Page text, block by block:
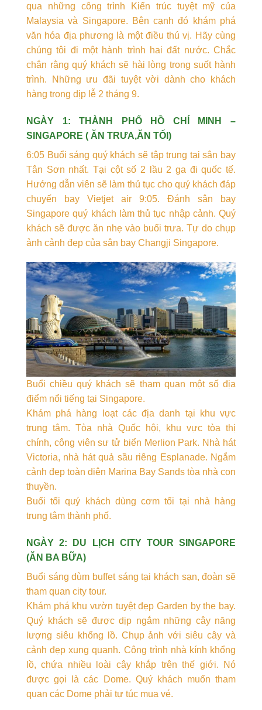
qua những công trình Kiến trúc tuyệt mỹ của
Malaysia và Singapore. Bên cạnh đó khám phá
văn hóa địa phương là một điều thú vị. Hãy cùng
chúng tôi đi một hành trình hai đất nước. Chắc
chắn rằng quý khách sẽ hài lòng trong suốt hành
trình. Những ưu đãi tuyệt vời dành cho khách
hàng trong dịp lễ 2 tháng 9.
NGÀY 1: THÀNH PHỐ HỒ CHÍ MINH –
SINGAPORE ( ĂN TRƯA,ĂN TỐI)
6:05 Buổi sáng quý khách sẽ tập trung tại sân bay
Tân Sơn nhất. Tại cột số 2 lầu 2 ga đi quốc tế.
Hướng dẫn viên sẽ làm thủ tục cho quý khách đáp
chuyến bay Vietjet air 9:05. Đánh sân bay
Singapore quý khách làm thủ tục nhập cảnh. Quý
khách sẽ được ăn nhẹ vào buổi trưa. Tự do chụp
ảnh cảnh đẹp của sân bay Changji Singapore.
Buổi chiều quý khách sẽ tham quan một số địa
điểm nổi tiếng tại Singapore.
Khám phá hàng loạt các địa danh tại khu vực
trung tâm. Tòa nhà Quốc hội, khu vực tòa thị
chính, công viên sư tử biển Merlion Park. Nhà hát
Victoria, nhà hát quả sầu riêng Esplanade. Ngắm
cảnh đẹp toàn diện Marina Bay Sands tòa nhà con
thuyền.
Buổi tối quý khách dùng cơm tối tại nhà hàng
trung tâm thành phố.
NGÀY 2: DU LỊCH CITY TOUR SINGAPORE
(ĂN BA BỮA)
Buổi sáng dùm buffet sáng tại khách sạn, đoàn sẽ
tham quan city tour.
Khám phá khu vườn tuyệt đẹp Garden by the bay.
Quý khách sẽ được dịp ngắm những cây năng
lượng siêu khổng lồ. Chụp ảnh với siêu cây và
cảnh đẹp xung quanh. Công trình nhà kính khổng
lồ, chứa nhiều loài cây khắp trên thế giới. Nó
được gọi là các Dome. Quý khách muốn tham
quan các Dome phải tự túc mua vé.